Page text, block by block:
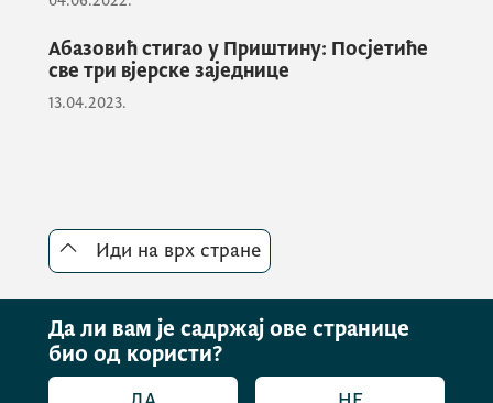
параметрима, бити на радост свих грађана,
привредника и гостију.
брендирати Црну Гору као
препознатљиву дестинацију на
пута у дијелу ремонта луксузних
мега и суперјахти, истакао је
предсједник Владе Абазовић.
Абазовић стигао у Приштину: Посјетиће
све три вјерске заједнице
13.04.2023.
Иди на врх стране
Да ли вам је садржај ове странице
био од користи?